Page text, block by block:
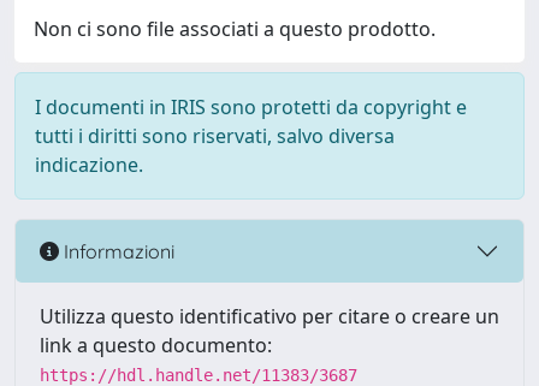
Non ci sono file associati a questo prodotto.
I documenti in IRIS sono protetti da copyright e
tutti i diritti sono riservati, salvo diversa
indicazione.
Informazioni
Utilizza questo identificativo per citare o creare un
link a questo documento:
https://hdl.handle.net/11383/3687